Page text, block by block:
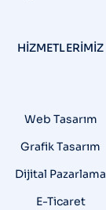
HIZMETLERIMIZ
Web Tasarım
Grafik Tasarım
Dijital Pazarlama
E-Ticaret